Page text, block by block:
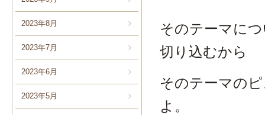
2023年8月
2023年7月
2023年6月
2023年5月
そのテーマに
切り込むから
そのテーマの
よ。